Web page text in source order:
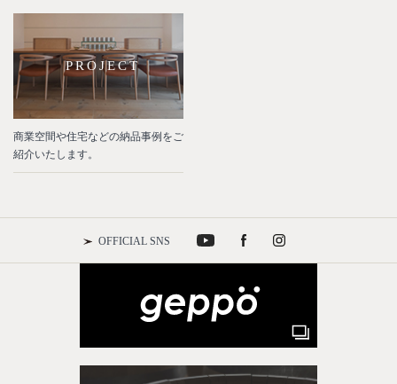
PROJECT
商業空間や住宅などの納品事例をご
紹介いたします。
OFFICIAL SNS